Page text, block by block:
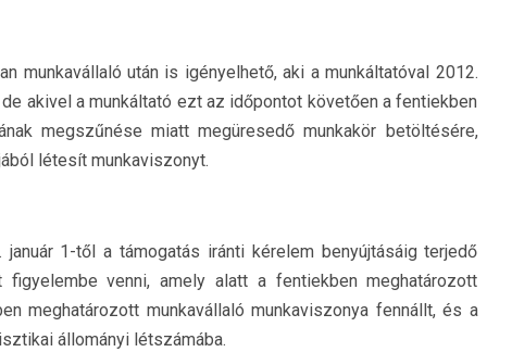
munkavállaló után is igényelhető, aki a munkáltatóval 2012.
akivel a munkáltató ezt az időpontot követően a fentiekben
megszűnése miatt megüresedő munkakör betöltésére,
létesít munkaviszonyt.
1-től a támogatás iránti kérelem benyújtásáig terjedő
venni, amely alatt a fentiekben meghatározott
meghatározott munkavállaló munkaviszonya fennállt, és a
állományi létszámába.